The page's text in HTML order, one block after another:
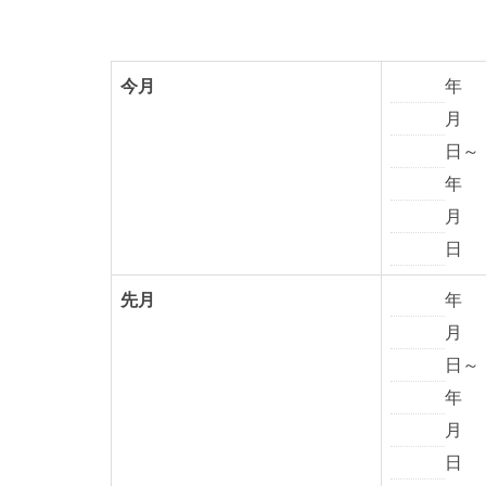
今月
年
月
日～
年
月
日
先月
年
月
日～
年
月
日